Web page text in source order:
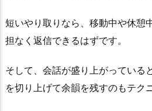
短いやり取りなら、移動中や休憩
担なく返信できるはずです。
そして、会話が盛り上がっている
を切り上げて余韻を残すのもテク